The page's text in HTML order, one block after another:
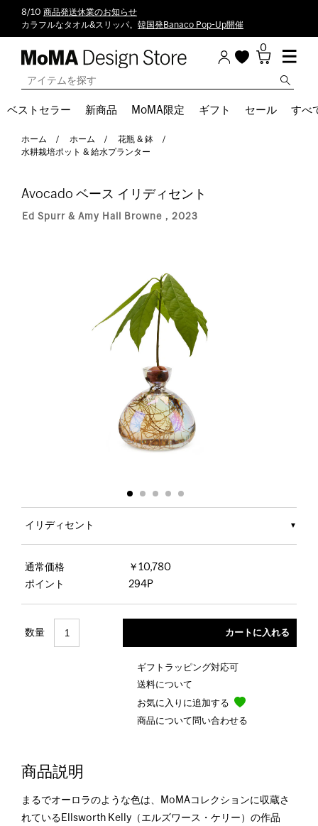
8/10 商品発送休業のお知らせ
カラフルなタオル&スリッパ。 韓国発Banaco Pop-Up開催
0
ベストセラー 新商品 MoMA限定 ギフト セール すべ
ホーム ホーム
花瓶 & 鉢
水耕栽培ポット & 給水プランター
Avocado ベース イリディセント
Ed Spurr & Amy Hall Browne，2023
イリディセント
通常価格
￥10,780
ポイント
294P
数量
ギフトラッピング対応可
送料について
お気に入りに追加する
商品について問い合わせる
商品説明
まるでオーロラのような色は、MoMAコレクションに収蔵さ
れているEllsworth Kelly（エルズワース・ケリー）の作品